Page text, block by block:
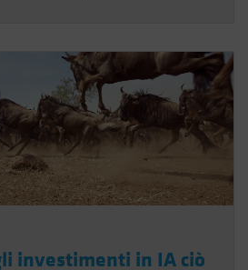
investimenti in IA ciò